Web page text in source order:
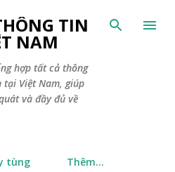
Chuyển đến nội dung chính
TIN
NAM
hợp tất cả thông
tại Việt Nam, giúp
và đầy đủ về
tùng Thêm…